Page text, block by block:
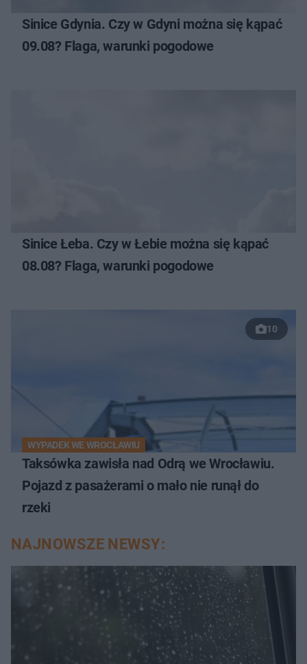
Sinice Gdynia. Czy w Gdyni można się kąpać
09.08? Flaga, warunki pogodowe
Sinice Łeba. Czy w Łebie można się kąpać
08.08? Flaga, warunki pogodowe
10
WYPADEK WE WROCŁAWIU
Taksówka zawisła nad Odrą we Wrocławiu.
Pojazd z pasażerami o mało nie runął do
rzeki
NAJNOWSZE NEWSY: